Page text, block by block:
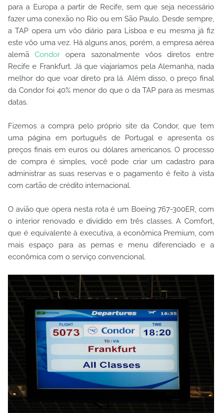
para a Europa a partir de Recife, sem que seja necessário
fazer uma conexão no Rio ou em São Paulo. Desde sempre,
a TAP opera um vôo diário para Lisboa e eu mesma já fiz
este vôo uma vez. Há alguns anos, porém, a empresa aérea
alemãCondor opera sazonalmente vôos diretos entre
Recife e Frankfurt. Já que viajaríamos pela Alemanha, nada
melhor do que voar direto pra lá. Além disso, o preço final
da Condor foi 40% menor do que o da TAP para as mesmas
datas.
Fizemos a compra pelo próprio site da Condor, que tem
uma página em português de Portugal e apresenta os
preços finais em euros ou dólares americanos. O processo
de compra é simples, você pode criar um cadastro para
administrar as suas reservas e o pagamento é feito à vista
com cartão de crédito internacional.
O avião que opera nesta rota é um Boeing 767-300ER, com
o interior renovado e dividido em três classes. A Comfort,
que é equivalente à executiva, a econômica Premium, com
mais espaço para as pernas e menu diferenciado e a
econômica com o serviço convencional.